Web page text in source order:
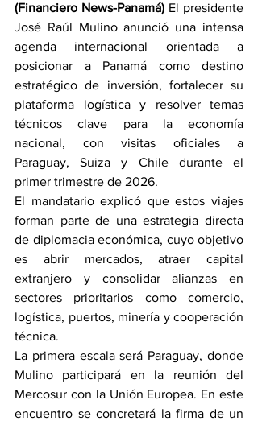
(Financiero News-Panamá) El presidente
José Raúl Mulino anunció una intensa
agenda internacional orientada a
posicionar a Panamá como destino
estratégico de inversión, fortalecer su
plataforma logística y resolver temas
técnicos clave para la economía
nacional, con visitas oficiales a
Paraguay, Suiza y Chile durante el
primer trimestre de 2026.
El mandatario explicó que estos viajes
forman parte de una estrategia directa
de diplomacia económica, cuyo objetivo
es abrir mercados, atraer capital
extranjero y consolidar alianzas en
sectores prioritarios como comercio,
logística, puertos, minería y cooperación
técnica.
La primera escala será Paraguay, donde
Mulino participará en la reunión del
Mercosur con la Unión Europea. En este
encuentro se concretará la firma de un